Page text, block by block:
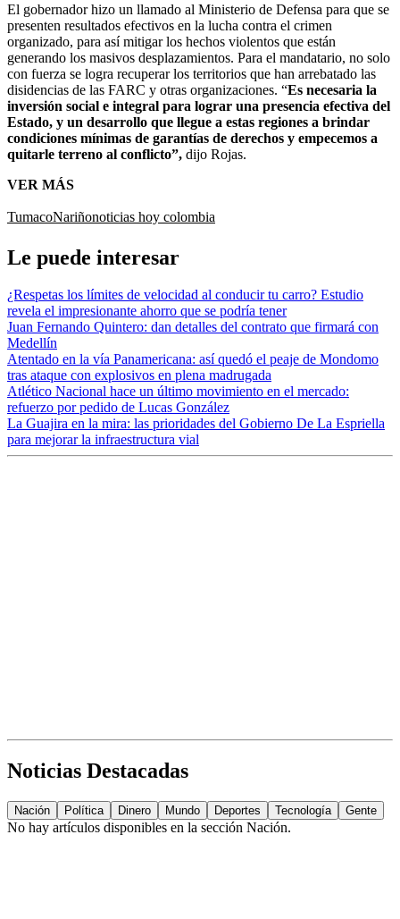
El gobernador hizo un llamado al Ministerio de Defensa para que se
presenten resultados efectivos en la lucha contra el crimen
organizado, para así mitigar los hechos violentos que están
generando los masivos desplazamientos. Para el mandatario, no solo
con fuerza se logra recuperar los territorios que han arrebatado las
disidencias de las FARC y otras organizaciones. “Es necesaria la
inversión social e integral para lograr una presencia efectiva del
Estado, y un desarrollo que llegue a estas regiones a brindar
condiciones mínimas de garantías de derechos y empecemos a
quitarle terreno al conflicto”, dijo Rojas.
VER MÁS
TumacoNariñonoticias hoy colombia
Le puede interesar
¿Respetas los límites de velocidad al conducir tu carro? Estudio
revela el impresionante ahorro que se podría tener
Juan Fernando Quintero: dan detalles del contrato que firmará con
Medellín
Atentado en la vía Panamericana: así quedó el peaje de Mondomo
tras ataque con explosivos en plena madrugada
Atlético Nacional hace un último movimiento en el mercado:
refuerzo por pedido de Lucas González
La Guajira en la mira: las prioridades del Gobierno De La Espriella
para mejorar la infraestructura vial
Noticias Destacadas
Nación Política Dinero Mundo Deportes Tecnología Gente
No hay artículos disponibles en la sección Nación.